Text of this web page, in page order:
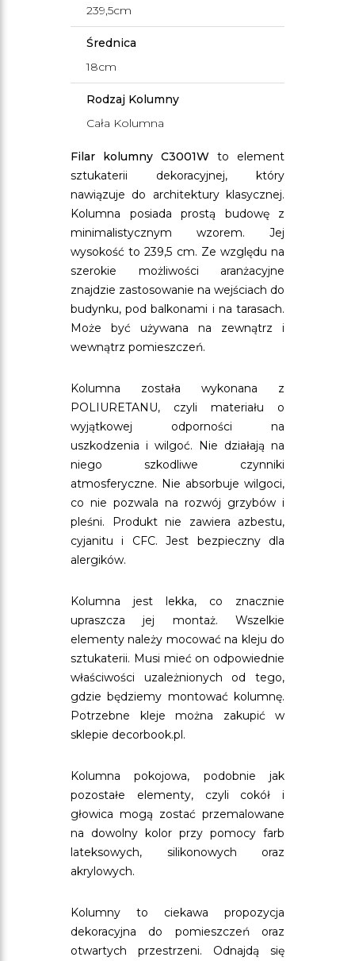
239,5cm
Średnica
18cm
Rodzaj Kolumny
Cała Kolumna
Filar kolumny C3001W to element
sztukaterii dekoracyjnej, który
nawiązuje do architektury klasycznej.
Kolumna posiada prostą budowę z
minimalistycznym wzorem. Jej
wysokość to 239,5 cm. Ze względu na
szerokie możliwości aranżacyjne
znajdzie zastosowanie na wejściach do
budynku, pod balkonami i na tarasach.
Może być używana na zewnątrz i
wewnątrz pomieszczeń.
Kolumna została wykonana z
POLIURETANU, czyli materiału o
wyjątkowej odporności na
uszkodzenia i wilgoć. Nie działają na
niego szkodliwe czynniki
atmosferyczne. Nie absorbuje wilgoci,
co nie pozwala na rozwój grzybów i
pleśni. Produkt nie zawiera azbestu,
cyjanitu i CFC. Jest bezpieczny dla
alergików.
Kolumna jest lekka, co znacznie
upraszcza jej montaż. Wszelkie
elementy należy mocować na kleju do
sztukaterii. Musi mieć on odpowiednie
właściwości uzależnionych od tego,
gdzie będziemy montować kolumnę.
Potrzebne kleje można zakupić w
sklepie decorbook.pl.
Kolumna pokojowa, podobnie jak
pozostałe elementy, czyli cokół i
głowica mogą zostać przemalowane
na dowolny kolor przy pomocy farb
lateksowych, silikonowych oraz
akrylowych.
Kolumny to ciekawa propozycja
dekoracyjna do pomieszczeń oraz
otwartych przestrzeni. Odnajdą się